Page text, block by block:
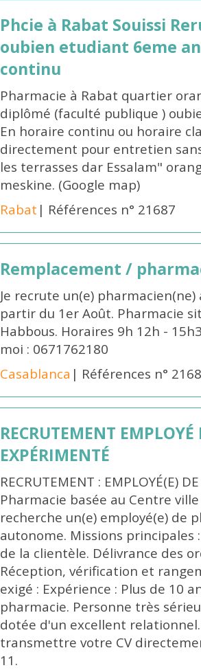
Phcie à Rabat Souissi
oubien etudiant 6eme
continu
Pharmacie à Rabat quartier
diplômé (faculté publique )
En horaire continu ou horaire
directement pour entretien
les terrasses dar Essalam"
meskine. (Google map)
Rabat | Références n° 21687
Remplacement /
Je recrute un(e)
partir du 1er Août. Pharmacie
Habbous. Horaires 9h 12h -
moi : 0671762180
Casablanca | Références n°
RECRUTEMENT
EXPÉRIMENTÉ
RECRUTEMENT : EMPLOYÉ(E)
Pharmacie basée au Centre ville
recherche un(e) employé(e) de
autonome. Missions principales
de la clientèle. Délivrance des
Réception, vérification et
exigé : Expérience : Plus de 10
pharmacie. Personne très
dotée d'un excellent
transmettre votre CV
11.